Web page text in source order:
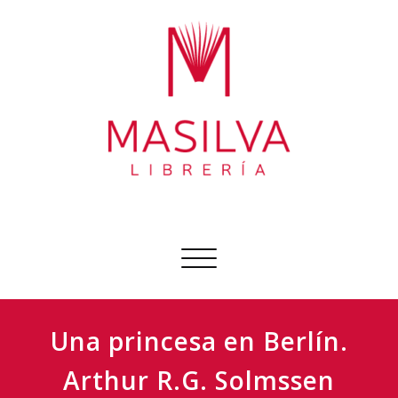
Cambiar
Una princesa en Berlín.
Arthur R.G. Solmssen